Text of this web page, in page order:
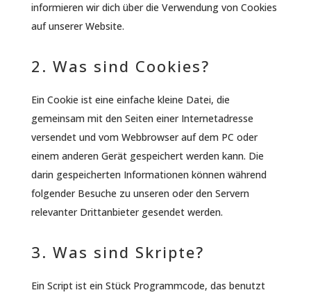
informieren wir dich über die Verwendung von Cookies
auf unserer Website.
2. Was sind Cookies?
Ein Cookie ist eine einfache kleine Datei, die
gemeinsam mit den Seiten einer Internetadresse
versendet und vom Webbrowser auf dem PC oder
einem anderen Gerät gespeichert werden kann. Die
darin gespeicherten Informationen können während
folgender Besuche zu unseren oder den Servern
relevanter Drittanbieter gesendet werden.
3. Was sind Skripte?
Ein Script ist ein Stück Programmcode, das benutzt